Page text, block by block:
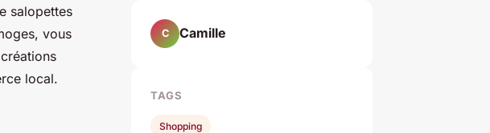
salopettes
vous
local.
C Camille
TAGS
Shopping